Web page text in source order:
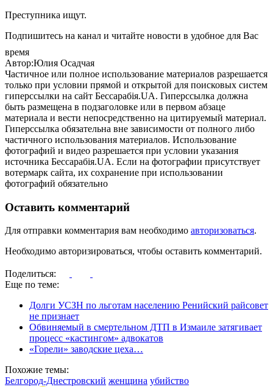
Преступника ищут.
Подпишитесь на канал и читайте новости в удобное для Вас
время
Автор:Юлия Осадчая
Частичное или полное использование материалов разрешается
только при условии прямой и открытой для поисковых систем
гиперссылки на сайт Бессарабія.UA. Гиперссылка должна
быть размещена в подзаголовке или в первом абзаце
материала и вести непосредственно на цитируемый материал.
Гиперссылка обязательна вне зависимости от полного либо
частичного использования материалов. Использование
фотографий и видео разрешается при условии указания
источника Бессарабія.UA. Если на фотографии присутствует
вотермарк сайта, их сохранение при использовании
фотографий обязательно
Оставить комментарий
Для отправки комментария вам необходимо авторизоваться.
Необходимо авторизироваться, чтобы оставить комментарий.
Поделиться:
Еще по теме:
Долги УСЗН по льготам населению Ренийский райсовет
не признает
Обвиняемый в смертельном ДТП в Измаиле затягивает
процесс «кастингом» адвокатов
«Горели» заводские цеха…
Похожие темы:
Белгород-Днестровский женщина убийство